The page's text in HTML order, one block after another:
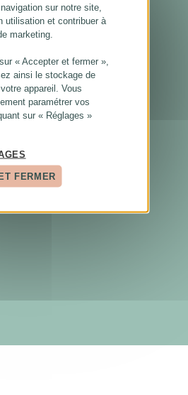
sur notre site,
utilisation et contribuer à
marketing.
« Accepter et fermer »,
ainsi le stockage de
appareil. Vous
paramétrer vos
sur « Réglages »
FERMER